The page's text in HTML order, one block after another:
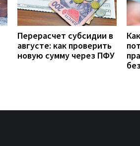
Перерасчет субсидии в
августе: как проверить
новую сумму через ПФУ